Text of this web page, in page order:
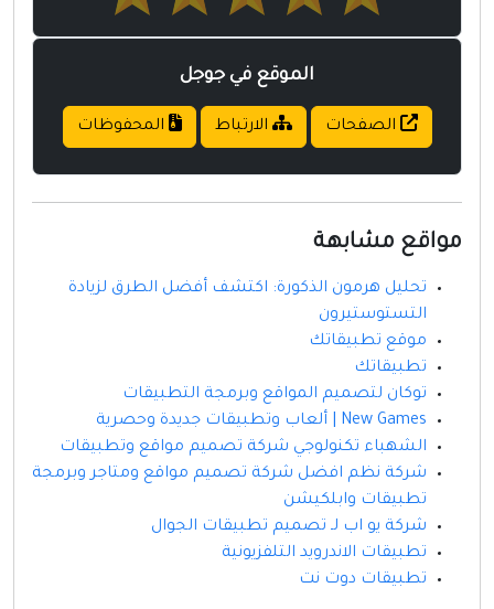
الموقع في جوجل
الصفحات الارتباط المحفوظات
مواقع مشابهة
تحليل هرمون الذكورة: اكتشف أفضل الطرق لزيادة
التستوستيرون
موقع تطبيقاتك
تطبيقاتك
توكان لتصميم المواقع وبرمجة التطبيقات
New Games | ألعاب وتطبيقات جديدة وحصرية
الشهباء تكنولوجي شركة تصميم مواقع وتطبيقات
شركة نظم افضل شركة تصميم مواقع ومتاجر وبرمجة
تطبيقات وابلكيشن
شركة يو اب لـ تصميم تطبيقات الجوال
تطبيقات الاندرويد التلفزيونية
تطبيقات دوت نت